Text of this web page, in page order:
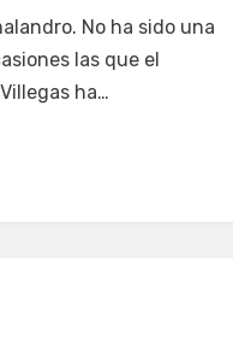
No ha sido una
las que el
ha…